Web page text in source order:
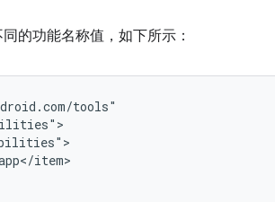
的功能名称值，如下所示：